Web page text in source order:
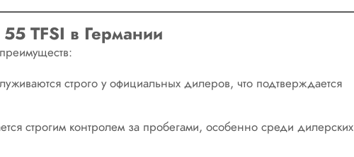
TFSI в Германии
строго у официальных дилеров, что подтверждается
строгим контролем за пробегами, особенно среди дилерских